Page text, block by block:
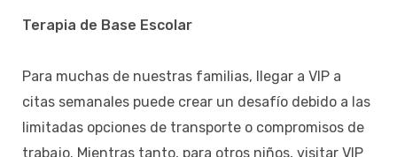
Terapia de Base Escolar
Para muchas de nuestras familias, llegar a VIP a
citas semanales puede crear un desafío debido a las
limitadas opciones de transporte o compromisos de
trabajo. Mientras tanto, para otros niños, visitar VIP